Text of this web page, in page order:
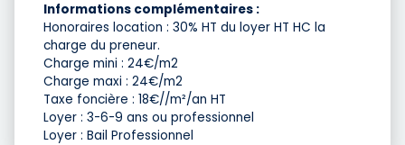
Informations complémentaires :
Honoraires location : 30% HT du loyer HT HC la
charge du preneur.
Charge mini : 24€/m2
Charge maxi : 24€/m2
Taxe foncière : 18€//m²/an HT
Loyer : 3-6-9 ans ou professionnel
Loyer : Bail Professionnel